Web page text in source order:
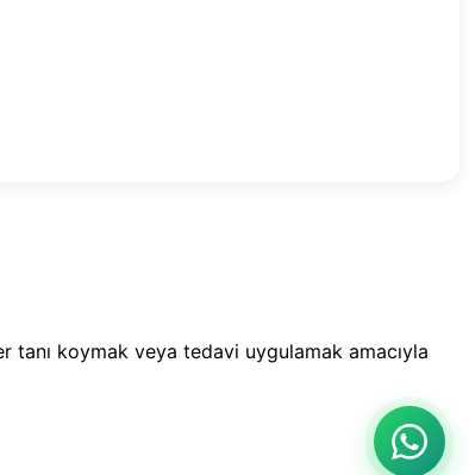
tanı koymak veya tedavi uygulamak amacıyla